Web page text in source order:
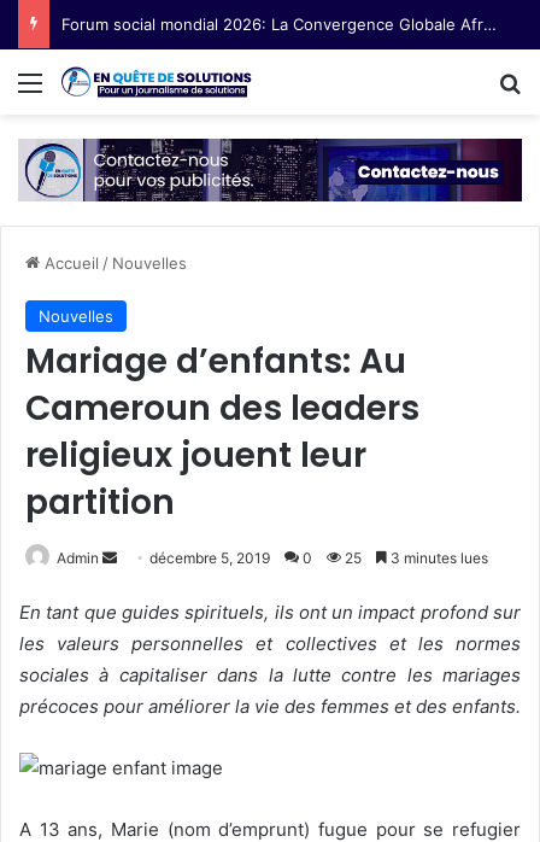
Forum social mondial 2026: La Convergence Globale Afrique centrale en route pour Cotonou
Menu
Accueil / Nouvelles
Nouvelles
Mariage d’enfants: Au
Cameroun des leaders
religieux jouent leur
partition
Admin
v
o
y
e
u
décembre 5, 2019 0 25 3 minutes lues
En tant que guides spirituels, ils ont un impact profond sur
les valeurs personnelles et collectives et les normes
sociales à capitaliser dans la lutte contre les mariages
précoces pour améliorer la vie des femmes et des enfants.
A 13 ans, Marie (nom d’emprunt) fugue pour se refugier